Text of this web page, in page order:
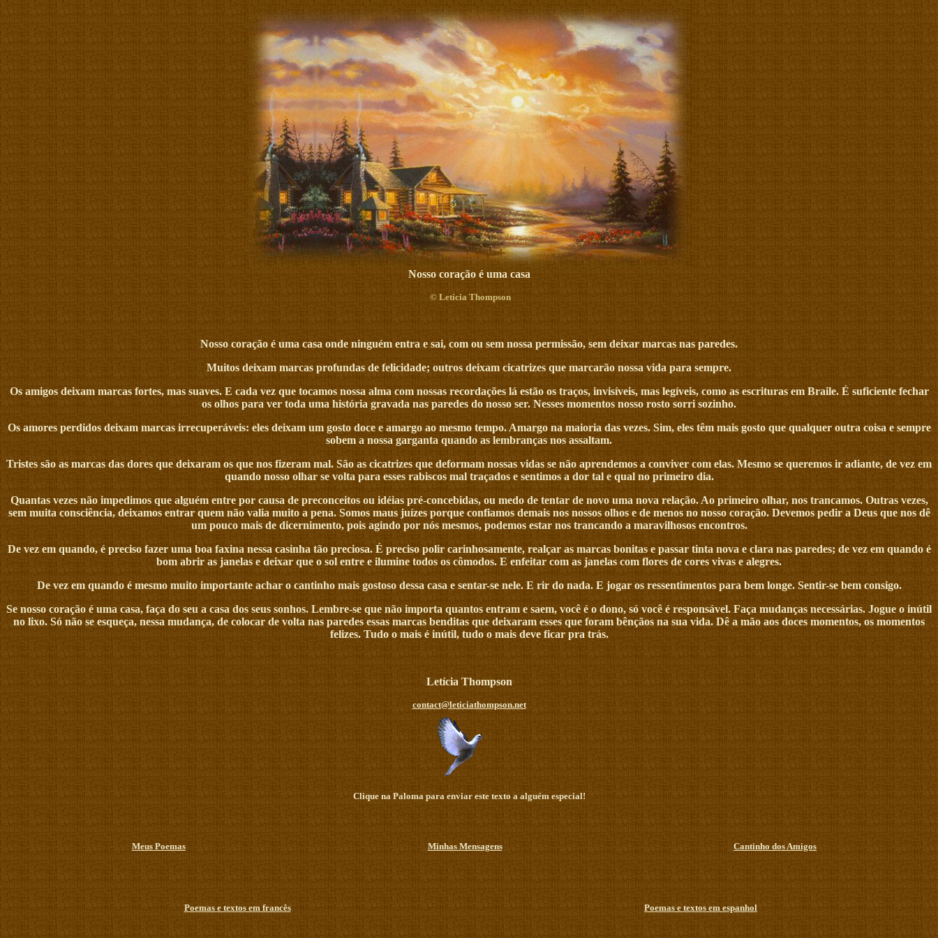
Nosso coração é uma casa
©Letícia Thompson
Nosso coração é uma casa onde ninguém entra e sai, com ou sem nossa permissão, sem deixar marcas nas paredes.
Muitos deixam marcas profundas de felicidade; outros deixam cicatrizes que marcarão nossa vida para sempre.
Os amigos deixam marcas fortes, mas suaves. E cada vez que tocamos nossa alma com nossas recordações lá estão os traços, invisíveis, mas legíveis, como as escrituras em Braile. É suficiente fechar
os olhos para ver toda uma história gravada nas paredes do nosso ser. Nesses momentos nosso rosto sorri sozinho.
Os amores perdidos deixam marcas irrecuperáveis: eles deixam um gosto doce e amargo ao mesmo tempo. Amargo na maioria das vezes. Sim, eles têm mais gosto que qualquer outra coisa e sempre
sobem a nossa garganta quando as lembranças nos assaltam.
Tristes são as marcas das dores que deixaram os que nos fizeram mal. São as cicatrizes que deformam nossas vidas se não aprendemos a conviver com elas. Mesmo se queremos ir adiante, de vez em
quando nosso olhar se volta para esses rabiscos mal traçados e sentimos a dor tal e qual no primeiro dia.
Quantas vezes não impedimos que alguém entre por causa de preconceitos ou idéias pré-concebidas, ou medo de tentar de novo uma nova relação. Ao primeiro olhar, nos trancamos. Outras vezes,
sem muita consciência, deixamos entrar quem não valia muito a pena. Somos maus juízes porque confiamos demais nos nossos olhos e de menos no nosso coração. Devemos pedir a Deus que nos dê
um pouco mais de dicernimento, pois agindo por nós mesmos, podemos estar nos trancando a maravilhosos encontros.
De vez em quando, é preciso fazer uma boa faxina nessa casinha tão preciosa. É preciso polir carinhosamente, realçar as marcas bonitas e passar tinta nova e clara nas paredes; de vez em quando é
bom abrir as janelas e deixar que o sol entre e ilumine todos os cômodos. E enfeitar com as janelas com flores de cores vivas e alegres.
De vez em quando é mesmo muito importante achar o cantinho mais gostoso dessa casa e sentar-se nele. E rir do nada. E jogar os ressentimentos para bem longe. Sentir-se bem consigo.
Se nosso coração é uma casa, faça do seu a casa dos seus sonhos. Lembre-se que não importa quantos entram e saem, você é o dono, só você é responsável. Faça mudanças necessárias. Jogue o inútil
no lixo. Só não se esqueça, nessa mudança, de colocar de volta nas paredes essas marcas benditas que deixaram esses que foram bênçãos na sua vida. Dê a mão aos doces momentos, os momentos
felizes. Tudo o mais é inútil, tudo o mais deve ficar pra trás.
Letícia Thompson
contact@leticiathompson.net
Clique na Paloma para enviar este texto a alguém especial!
Meus Poemas Minhas Mensagens Cantinho dos Amigos
Poemas e textos em francês Poemas e textos em espanhol